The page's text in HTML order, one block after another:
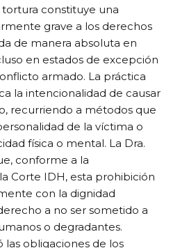
constituye una
grave a los derechos
de manera absoluta en
en estados de excepción
armado. La práctica
la intencionalidad de causar
recurriendo a métodos que
de la víctima o
física o mental. La Dra.
conforme a la
Corte IDH, esta prohibición
con la dignidad
a no ser sometido a
o degradantes.
las obligaciones de los